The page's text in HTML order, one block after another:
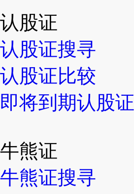
认股证
认股证搜寻
认股证比较
即将到期认股证
牛熊证
牛熊证搜寻